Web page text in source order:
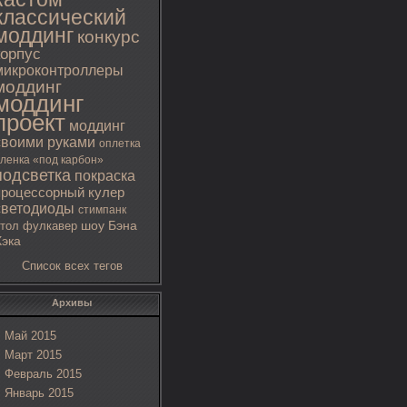
конкурс
моддинг
руками оплетка
«под карбон»
покраска
кулер
стимпанк
фулкавер шоу Бэна
Список всех тегов
Архивы
Май 2015
Март 2015
Февраль 2015
Январь 2015